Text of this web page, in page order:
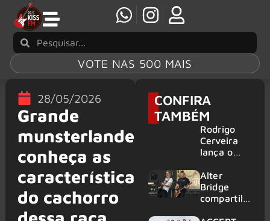
VOTE NAS 500 MAIS
28/05/2026
Grande
munsterlander:
conheça as
características
do cachorro
CONFIRA
TAMBÉM
Rodrigo
Cerveira
lança o
Searcher”
Alter
Bridge
compartilh